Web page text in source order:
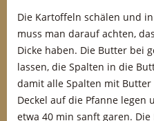
Die Kartoffeln schälen und
muss man darauf achten,
Dicke haben. Die Butter bei
lassen, die Spalten in die
damit alle Spalten mit
Deckel auf die Pfanne
etwa 40 min sanft garen.